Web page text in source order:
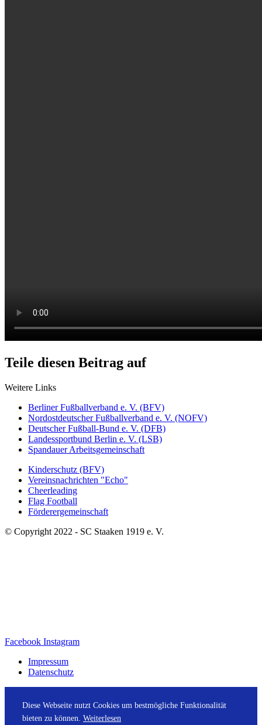
Teile diesen Beitrag auf
Weitere Links
Berliner Fußballverband e. V. (BFV)
Nordostdeutscher Fußballverband e. V. (NOFV)
Deutscher Fußball-Bund e. V. (DFB)
Landessportbund Berlin e. V. (LSB)
Spandauer Arbeitsgemeinschaft
Kinderschutz (BFV)
Vereinsnachrichten "Echo"
Cheerleading
Flag Football
Förderergemeinschaft
© Copyright 2022 - SC Staaken 1919 e. V.
Facebook Instagram
Impressum
Datenschutz
Diese Webseite nutzt Cookies um bestmögliche Funktionalität
bieten zu können. Weiterlesen